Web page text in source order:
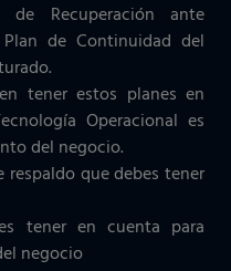
Recuperación ante
de Continuidad del
tener estos planes en
Operacional es
del negocio.
respaldo que debes tener
tener en cuenta para
negocio